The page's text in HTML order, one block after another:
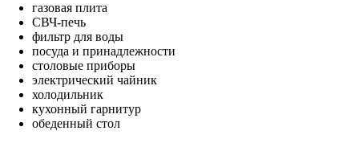
газовая плита
СВЧ-печь
фильтр для воды
посуда и принадлежности
столовые приборы
электрический чайник
холодильник
кухонный гарнитур
обеденный стол